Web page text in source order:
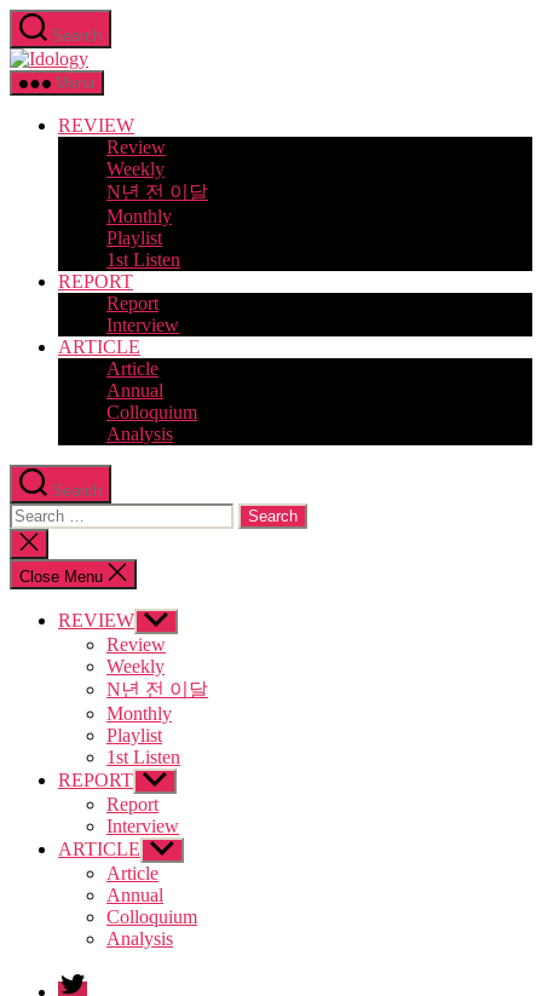
Skip
to
the
content
Search
Idology
Menu
REVIEW
Review
Weekly
N년 전 이달
Monthly
Playlist
1st Listen
REPORT
Report
Interview
ARTICLE
Article
Annual
Colloquium
Analysis
Search
Search
for:
Close
search
Close Menu
REVIEW Show
sub
menu
Review
Weekly
N년 전 이달
Monthly
Playlist
1st Listen
REPORT Show
sub
menu
Report
Interview
ARTICLE Show
sub
menu
Article
Annual
Colloquium
Analysis
twitter